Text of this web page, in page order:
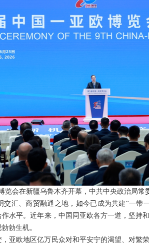
会在新疆乌鲁木齐开幕，中共中央政治局常
汇、商贸融通之地，如今已成为共建“一带
水平。近年来，中国同亚欧各方一道，坚持
勃生机。
亚欧地区亿万民众对和平安宁的渴望、对繁